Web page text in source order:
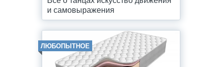
и самовыражения
ЛЮБОПЫТНОЕ